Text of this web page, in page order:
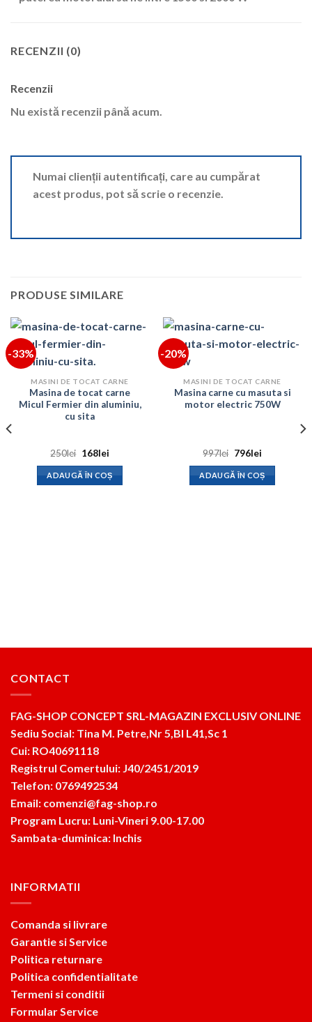
RECENZII (0)
Recenzii
Nu există recenzii până acum.
Numai clienții autentificați, care au cumpărat
acest produs, pot să scrie o recenzie.
PRODUSE SIMILARE
-33%
MASINI DE TOCAT CARNE
Masina de tocat carne
Micul Fermier din aluminiu,
cu sita
250lei Prețul
a
fost:
250lei.
168leiPrețul
este:
168lei.
ADAUGĂ ÎN COȘ
-20%
MASINI DE TOCAT CARNE
Masina carne cu masuta si
motor electric 750W
997lei Prețul
a
fost:
997lei.
796leiPrețul
este:
796lei.
ADAUGĂ ÎN COȘ
CONTACT
FAG-SHOP CONCEPT SRL-MAGAZIN EXCLUSIV ONLINE
Sediu Social: Tina M. Petre,Nr 5,Bl L41,Sc 1
Cui: RO40691118
Registrul Comertului: J40/2451/2019
Telefon: 0769492534
Email: comenzi@fag-shop.ro
Program Lucru: Luni-Vineri 9.00-17.00
Sambata-duminica: Inchis
INFORMATII
Comanda si livrare
Garantie si Service
Politica returnare
Politica confidentialitate
Termeni si conditii
Formular Service